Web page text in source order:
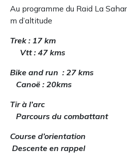
Au programme du Raid La
m d’altitude
Trek :
Vtt : 47 kms
Bike and
Canoë : 20kms
Tir à
Parcours du combattant
Course
Descente en rappel